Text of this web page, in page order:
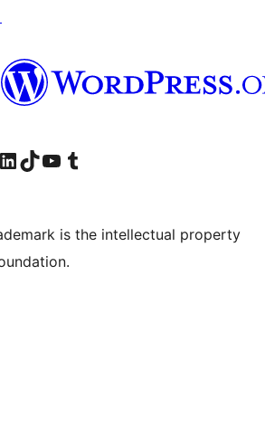
edin
LinkedIn hesabımızı ziyaret edinTikTok hesabımızı ziyaret edinYouTube kanalımızı ziyaret edinTumblr hesabımızı ziyaret edin
is the intellectual property